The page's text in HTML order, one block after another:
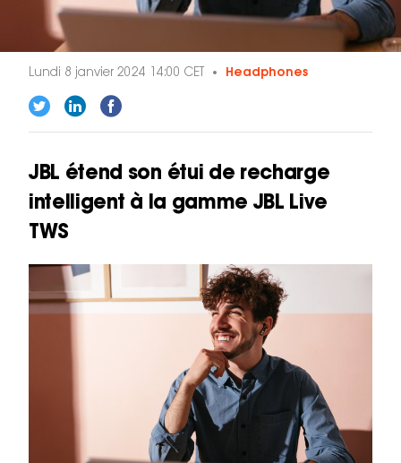
Lundi 8 janvier 2024 14:00 CET Headphones
JBL étend son étui de recharge
intelligent à la gamme JBL Live
TWS